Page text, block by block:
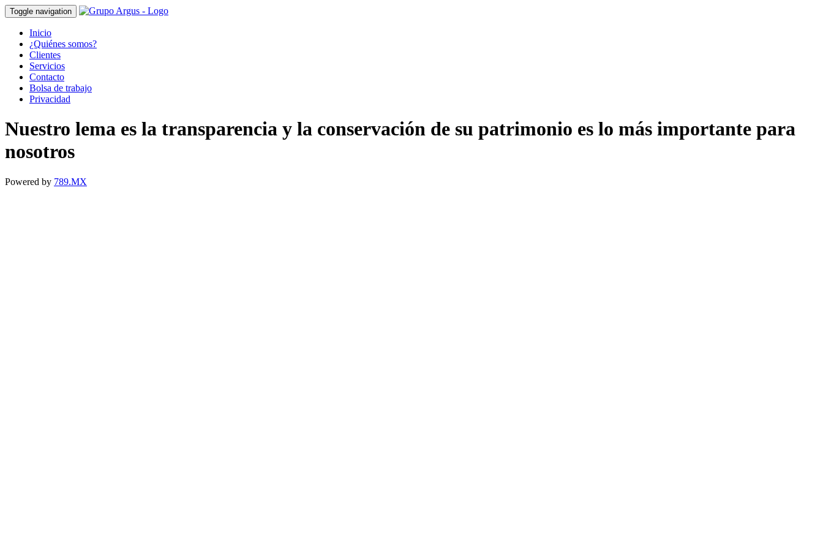
Toggle navigation
Inicio
¿Quiénes somos?
Clientes
Servicios
Contacto
Bolsa de trabajo
Privacidad
Nuestro lema es la transparencia y la conservación de su patrimonio es lo más importante para
nosotros
Powered by 789.MX